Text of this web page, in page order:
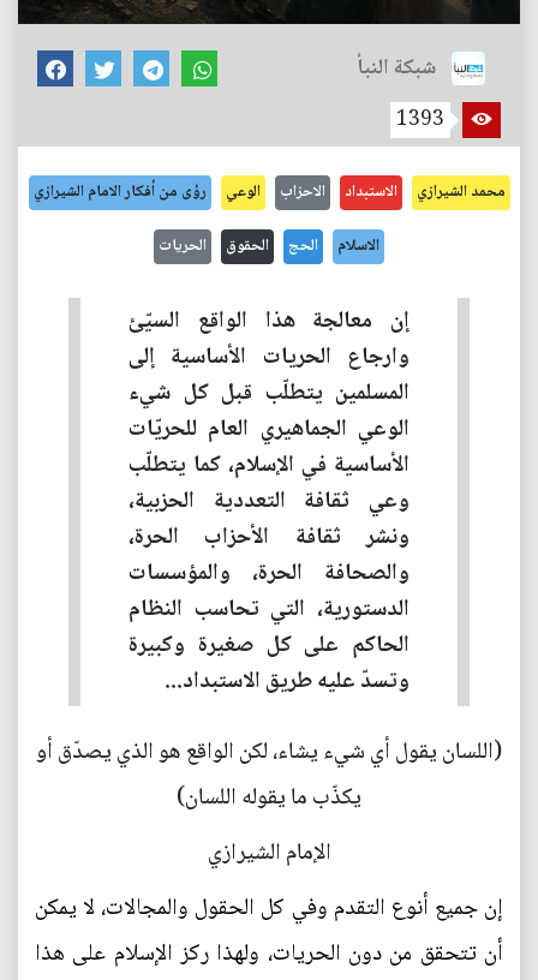
شبكة النبأ
1393
محمد الشيرازي الاستبداد الاحزاب الوعي رؤى من أفكار الامام الشيرازي
الاسلام الحج الحقوق الحريات
إن معالجة هذا الواقع السيّئ
وارجاع الحريات الأساسية إلى
المسلمين يتطلّب قبل كل شيء
الوعي الجماهيري العام للحريّات
الأساسية في الإسلام، كما يتطلّب
وعي ثقافة التعددية الحزبية،
ونشر ثقافة الأحزاب الحرة،
والصحافة الحرة، والمؤسسات
الدستورية، التي تحاسب النظام
الحاكم على كل صغيرة وكبيرة
وتسدّ عليه طريق الاستبداد...
(اللسان يقول أي شيء يشاء، لكن الواقع هو الذي يصدّق أو
يكذّب ما يقوله اللسان)
الإمام الشيرازي
إن جميع أنوع التقدم وفي كل الحقول والمجالات، لا يمكن
أن تتحقق من دون الحريات، ولهذا ركز الإسلام على هذا